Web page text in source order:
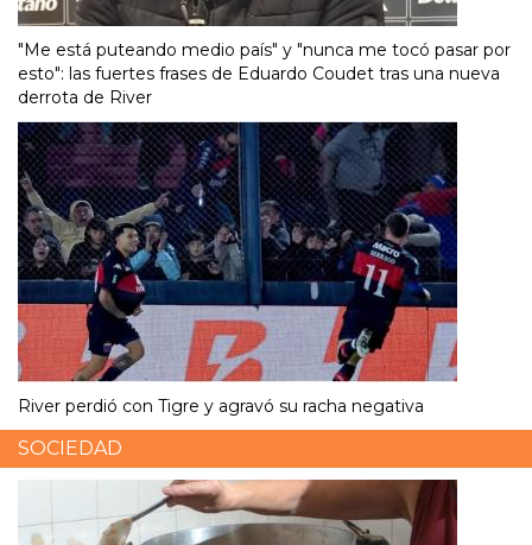
"Me está puteando medio país" y "nunca me tocó pasar por
esto": las fuertes frases de Eduardo Coudet tras una nueva
derrota de River
River perdió con Tigre y agravó su racha negativa
SOCIEDAD